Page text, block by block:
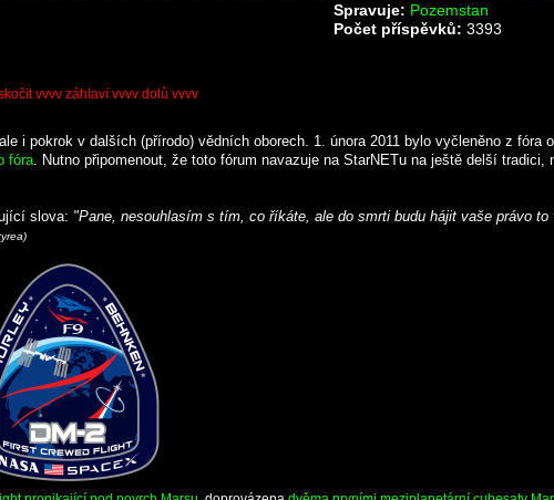
Spravuje: Pozemstan
Počet příspěvků: 3393
vvvv záhlaví vvvv dolů vvvv
i pokrok v dalších (přírodo) vědních oborech. 1. února 2011 bylo vyčleněno z fóra o
fóra. Nutno připomenout, že toto fórum navazuje na StarNETu na ještě delší tradici,
slova: "Pane, nesouhlasím s tím, co říkáte, ale do smrti budu hájit vaše právo